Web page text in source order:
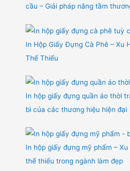
cầu – Giải pháp nâng tầm
In Hộp Giấy Đựng Cà Phê – Xu
Thể Thiếu
In hộp giấy đựng quần áo thời
bì của các thương hiệu hiện đại
In hộp giấy đựng mỹ phẩm –
thể thiếu trong ngành làm đẹp